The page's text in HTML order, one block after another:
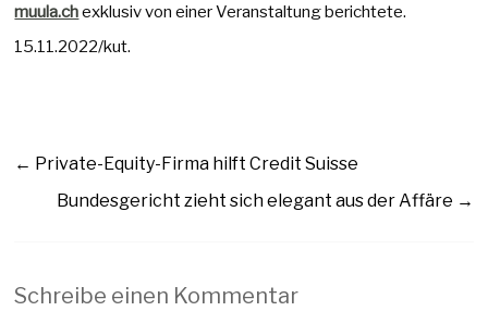
muula.chexklusiv von einer Veranstaltung berichtete.
15.11.2022/kut.
← Private-Equity-Firma hilft Credit Suisse
Bundesgericht zieht sich elegant aus der Affäre →
Schreibe einen Kommentar